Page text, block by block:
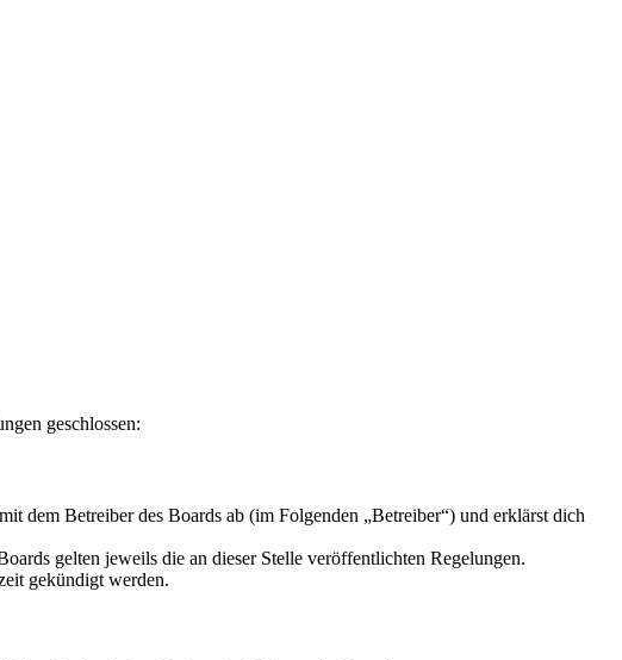
geschlossen:
dem Betreiber des Boards ab (im Folgenden „Betreiber“) und erklärst dich
gelten jeweils die an dieser Stelle veröffentlichten Regelungen.
gekündigt werden.